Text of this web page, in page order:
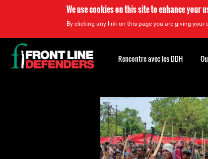
We use cookies on this site to enhance your
By clicking any link on this page you are giving your
Back
to
top
Rencontre avec les DDH